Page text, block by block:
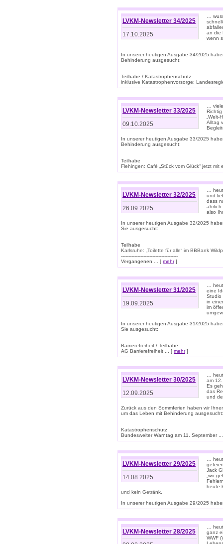
LVKM-Newsletter 34/2025
17.10.2025
…
an die
wenn
In unserer heutigen Ausgabe 34/2025
Behinderung ausgesucht:
Teilhabe / Katastrophenschutz
inklusive Katastrophenvorsorge:
LVKM-Newsletter 33/2025
09.10.2025
…
Alltag
In unserer heutigen Ausgabe 33/2025
Behinderung ausgesucht:
Teilhabe
Flehingen: Café „Stück vom Glück“ jetzt mit
LVKM-Newsletter 32/2025
26.09.2025
…
und
dass
ährlich
also
In unserer heutigen Ausgabe 32/2025
Sie ausgesucht:
Teilhabe
Karlsruhe: „Toilette für alle“ im BBBank
--------------------------------------
Vergangenen ... [ mehr]
LVKM-Newsletter 31/2025
19.09.2025
…
eine
Studio
in
im
In unserer heutigen Ausgabe 31/2025
Sie ausgesucht:
Barrierefreiheit / Teilhabe
AG Barrierefreiheit ... [ mehr]
LVKM-Newsletter 30/2025
12.09.2025
…
am
Es
das
und
Zurück aus den Sommferien haben wir
um das Leben mit Behinderung ausgesucht:
Katastrophenschutz
Bundesweiter Warntag am 11. September
LVKM-Newsletter 29/2025
14.08.2025
…
Jack
„wo
heute
und kein Getränk.
In unserer heutigen Ausgabe 29/2025
LVKM-Newsletter 28/2025
…
ganz
WWF